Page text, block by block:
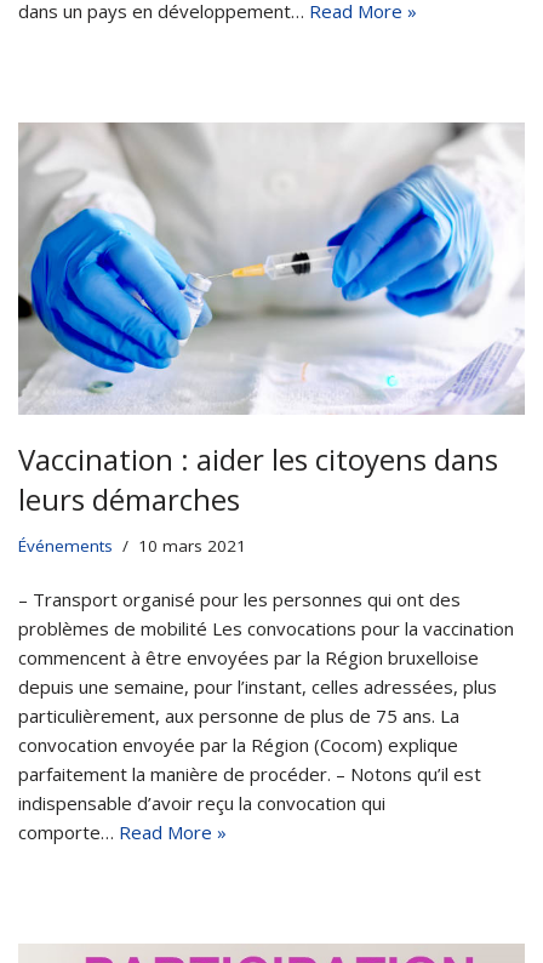
dans un pays en développement… Read More »
Vaccination : aider les citoyens dans
leurs démarches
Événements 10 mars 2021
– Transport organisé pour les personnes qui ont des
problèmes de mobilité Les convocations pour la vaccination
commencent à être envoyées par la Région bruxelloise
depuis une semaine, pour l’instant, celles adressées, plus
particulièrement, aux personne de plus de 75 ans. La
convocation envoyée par la Région (Cocom) explique
parfaitement la manière de procéder. – Notons qu’il est
indispensable d’avoir reçu la convocation qui
comporte… Read More »